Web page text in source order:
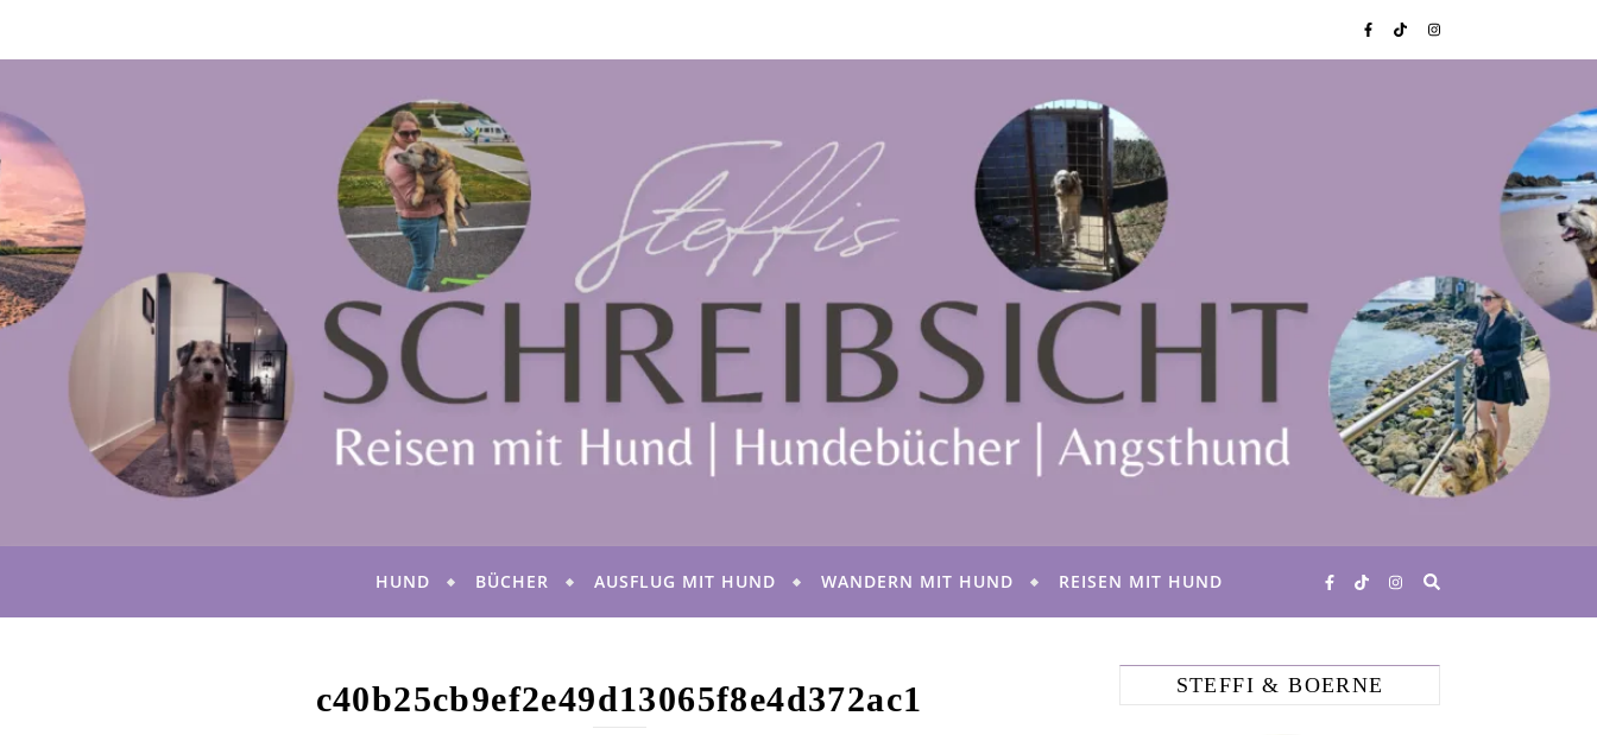
HUND BÜCHER AUSFLUG MIT HUND WANDERN MIT HUND REISEN MIT HUND
c40b25cb9ef2e49d13065f8e4d372ac1 STEFFI & BOERNE